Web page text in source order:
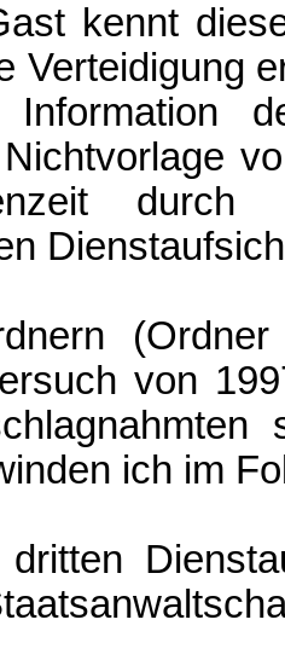
kennt
Verteidigung
von
ich im